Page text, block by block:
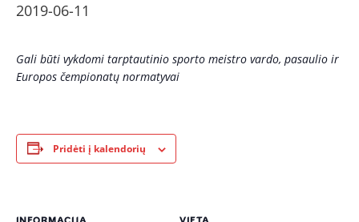
2019-06-11
Gali būti vykdomi tarptautinio sporto meistro vardo, pasaulio ir
Europos čempionatų normatyvai
Pridėti į kalendorių